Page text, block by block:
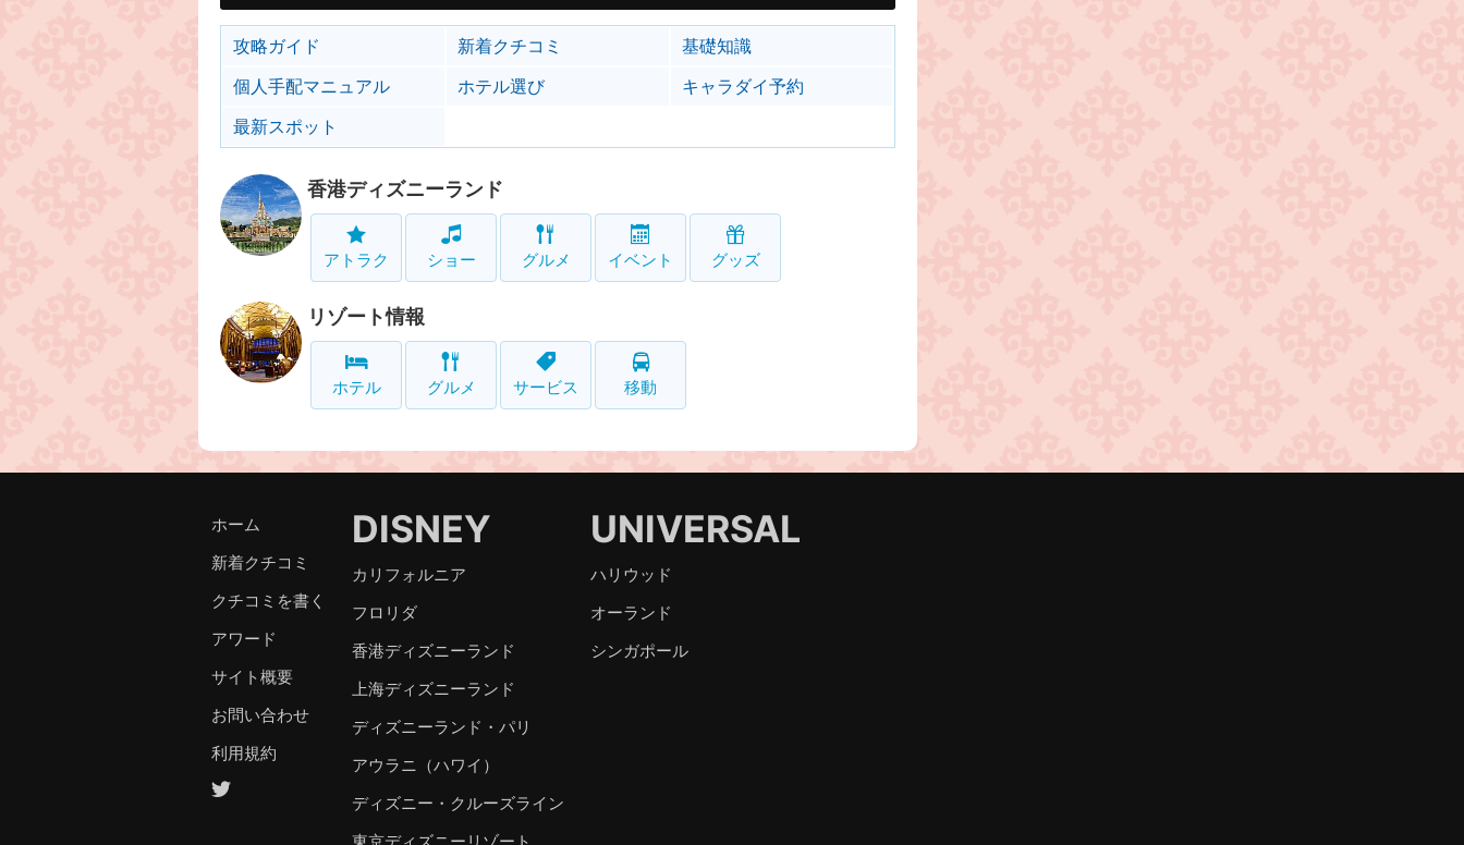
攻略ガイド 新着クチコミ
基礎知識
個人手配マニュアル
ホテル選び
キャラダイ予約
最新スポット
香港ディズニーランド
アトラク ショー グルメ イベント グッズ
リゾート情報
ホテル グルメ サービス 移動
ホーム
新着クチコミ
クチコミを書く
アワード
サイト概要
お問い合わせ
利用規約
DISNEY
カリフォルニア
フロリダ
香港ディズニーランド
上海ディズニーランド
ディズニーランド・パリ
アウラニ（ハワイ）
ディズニー・クルーズライン
UNIVERSAL
ハリウッド
オーランド
シンガポール